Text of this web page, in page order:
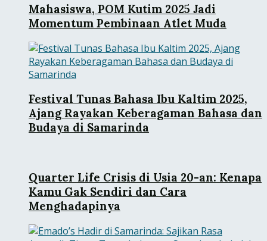
Mahasiswa, POM Kutim 2025 Jadi
Momentum Pembinaan Atlet Muda
Festival Tunas Bahasa Ibu Kaltim 2025,
Ajang Rayakan Keberagaman Bahasa dan
Budaya di Samarinda
Quarter Life Crisis di Usia 20-an: Kenapa
Kamu Gak Sendiri dan Cara
Menghadapinya